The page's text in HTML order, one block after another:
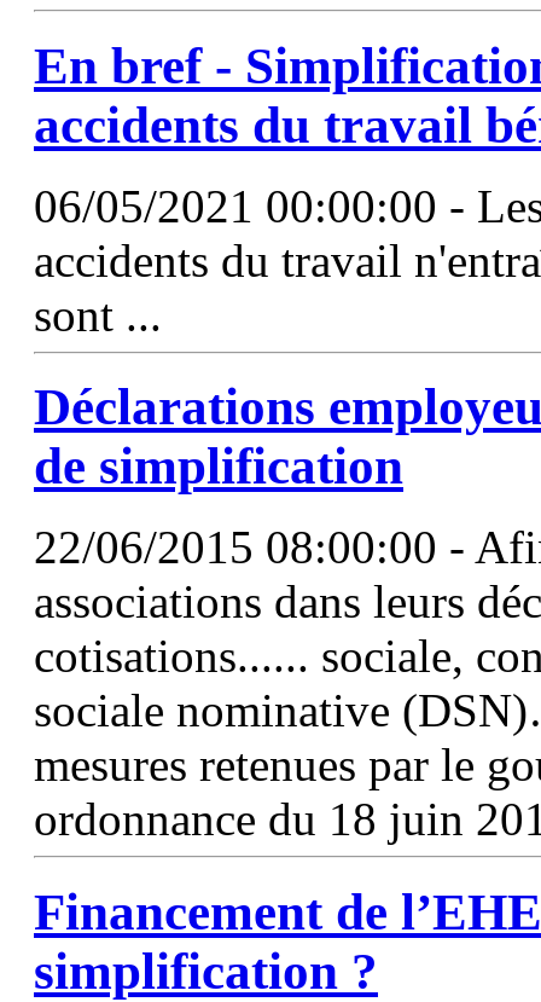
En bref -
accidents du travail
06/05/2021 00:00:00 -
accidents du travail
sont ...
Déclarations
de simplification
22/06/2015 08:00:00 -
associations dans leurs
cotisations...... sociale,
sociale nominative
mesures retenues par le
ordonnance du 18 juin
Financement de
simplification ?